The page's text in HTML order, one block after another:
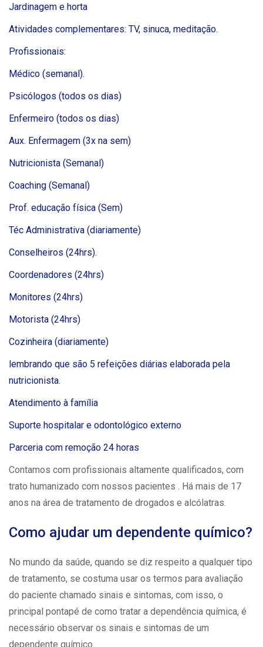
Jardinagem e horta
Atividades complementares: TV, sinuca, meditação.
Profissionais:
Médico (semanal).
Psicólogos (todos os dias)
Enfermeiro (todos os dias)
Aux. Enfermagem (3x na sem)
Nutricionista (Semanal)
Coaching (Semanal)
Prof. educação física (Sem)
Téc Administrativa (diariamente)
Conselheiros (24hrs).
Coordenadores (24hrs)
Monitores (24hrs)
Motorista (24hrs)
Cozinheira (diariamente)
lembrando que são 5 refeições diárias elaborada pela
nutricionista.
Atendimento à família
Suporte hospitalar e odontológico externo
Parceria com remoção 24 horas
Contamos com profissionais altamente qualificados, com
trato humanizado com nossos pacientes . Há mais de 17
anos na área de tratamento de drogados e alcólatras.
Como ajudar um dependente químico?
No mundo da saúde, quando se diz respeito a qualquer tipo
de tratamento, se costuma usar os termos para avaliação
do paciente chamado sinais e sintomas, com isso, o
principal pontapé de como tratar a dependência química, é
necessário observar os sinais e sintomas de um
dependente químico.